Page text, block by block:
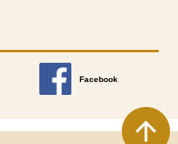
す。
Facebook
別のウィンドウで開きます